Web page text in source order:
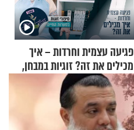
פגיעה עצמית וחרדות – איך
מכילים את זה? זוגיות במבחן,
הפעם עם יהודית ואלתר כהן